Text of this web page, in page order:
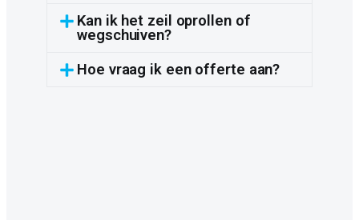
Kan ik het zeil oprollen of
wegschuiven?
Hoe vraag ik een offerte aan?